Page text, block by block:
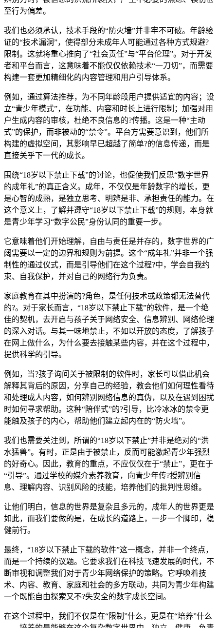
至行为偏差。
我们也必须承认，技术手段的“防火墙”并非牢不可破。年龄验
证的“技术漏洞”，使得部分未成年人可能通过各种方式规避?
限制。这就将重心推向了“社会责任”与“平台伦理”。对于开发
者和平台而言，这意味着不能仅仅依赖技术“一刀切”，而需要
构建一套更加精细化的内容管理和用户引导体系。
例如，通过算法推荐，为不同年龄段用户提供适宜的内容；设
立“青少年模式”，在功能、内容和时长上进行限制；加强对用
户生成内容的审核，杜绝不良信息的?传播。这是一种“主动
式”的保护，而非被动的“禁令”。平台方需要意识到，他们所
构建的虚拟空间，其影响早已超越了简单?的信息传递，而是
直接关乎下一代的成长。
围绕“18岁以下禁止下载”的讨论，也促使我们反思“数字世界
的成年礼”的真正含义。成年，不仅仅是年龄数字的增长，更
是心智的成熟，是独立思考、明辨是非、承担责任的能力。在
这个意义上，了解并遵守“18岁以下禁止下载”的规则，本身就
是青少年学习“数字公民”身份认同的重要一步。
它意味着他们开始理解，自由与责任是并存的，数字世界的广
阔需要以一定的边界和规则为前提。这个“成年礼”并非一个强
制性的通过仪式，而是引导他们在这个过程?中，学会自我约
束、自我保护，并对自己的网络行为负责。
家庭教育在其中扮演的?角色，是任何技术或政策都无法替代
的?。对于家长而言，“18岁以下禁止下载”的软件，是一个绝
佳的契机，去开启与孩子关于网络安全、信息辨别、网络伦理
的深入对话。与其一味地禁止，不如以开放的态度，了解孩子
在网上做什么，为什么要去接触某些内容，并在这个过程中，
提供科学的引导。
例如，当?孩子询问关于被限制的软件时，家长可以借此机会
解释其背后的原因，分享自己的经验，教会他们如何理性看待
和处理成人内容，如何辨别网络信息的真伪，以及在遇到困扰
时如何寻求帮助。这种“陪伴式”的?引导，比冷冰冰的禁令更
能触及孩子的内心，帮助他们建立起内在的“防火墙”。
我们也需要关注到，所谓的“18岁以下禁止”并非是绝对的“洪
水猛兽”。有时，正是由于被禁止，反而可能激起青少年强烈
的好奇心。因此，教育的重点，不应仅仅在于“禁止”，更在于
“引导”。通过学校的媒介素养教育，向青少年传?授辨别信
息、理解内容、识别风险的技能，培养他们的批判性思维。
让他们明白，信息的世界是复杂且多元的，成年人的世界更是
如此，而我们要做的是，在成长的道路上，一步一个脚印，稳
健前行。
最终，“18岁以下禁止下载的软件”这一概念，并非一个终点，
而是一个持续的议题。它要求我们在科技飞速发展的时代，不
断审视和调整我们对于青少年网络保护的策略。它呼唤着技
术、内容、教育、家庭和社会的多方联动，共同为青少年构建
一个既能自由探索又不?失安全的数字成长空间。
在这个过程中，我们不仅是在“限制”什么，更是在“培养”什么